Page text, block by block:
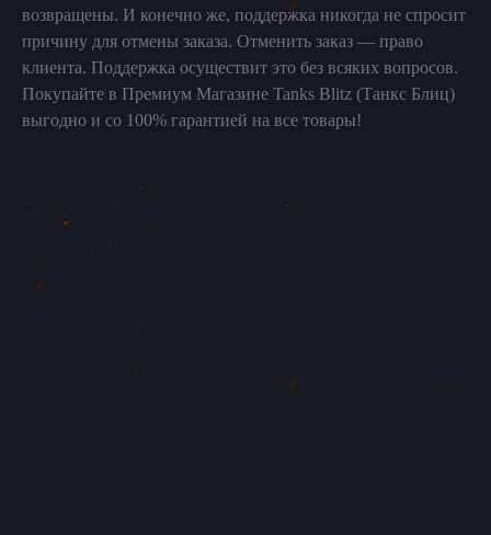
возвращены. И конечно же, поддержка никогда не спросит
причину для отмены заказа. Отменить заказ — право
клиента. Поддержка осуществит это без всяких вопросов.
Покупайте в Премиум Магазине Tanks Blitz (Танкс Блиц)
выгодно и со 100% гарантией на все товары!